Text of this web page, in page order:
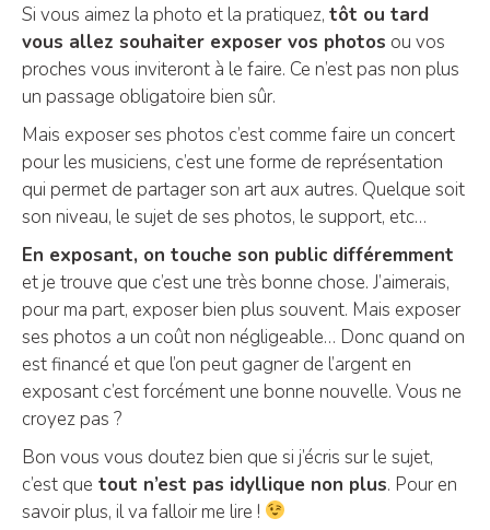
Si vous aimez la photo et la pratiquez, tôt ou tard
vous allez souhaiter exposer vos photos ou vos
proches vous inviteront à le faire. Ce n’est pas non plus
un passage obligatoire bien sûr.
Mais exposer ses photos c’est comme faire un concert
pour les musiciens, c’est une forme de représentation
qui permet de partager son art aux autres. Quelque soit
son niveau, le sujet de ses photos, le support, etc…
En exposant, on touche son public différemment
et je trouve que c’est une très bonne chose. J’aimerais,
pour ma part, exposer bien plus souvent. Mais exposer
ses photos a un coût non négligeable… Donc quand on
est financé et que l’on peut gagner de l’argent en
exposant c’est forcément une bonne nouvelle. Vous ne
croyez pas ?
Bon vous vous doutez bien que si j’écris sur le sujet,
c’est que tout n’est pas idyllique non plus. Pour en
savoir plus, il va falloir me lire !